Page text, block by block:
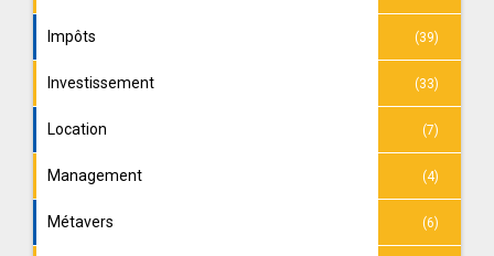
Impôts (39)
Investissement (33)
Location (7)
Management (4)
Métavers (6)